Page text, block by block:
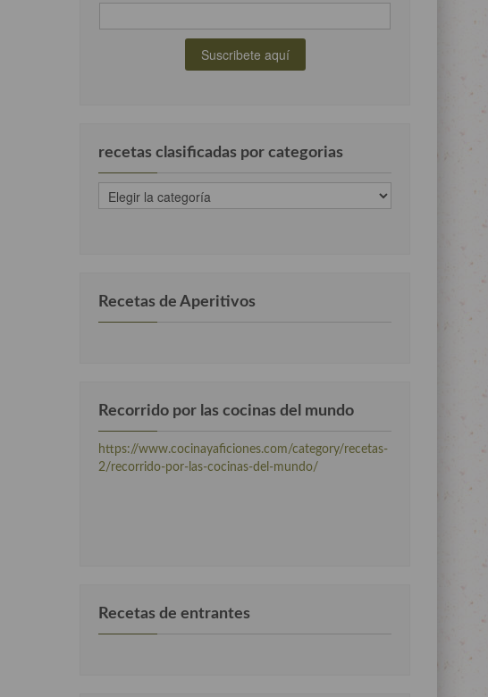
recetas clasificadas por categorias
recetas
clasificadas
Recetas de Aperitivos
Recorrido por las cocinas del mundo
https://www.cocinayaficiones.com/category/recetas-
2/recorrido-por-las-cocinas-del-mundo/
Recetas de entrantes